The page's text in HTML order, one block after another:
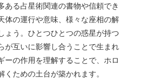
ある占星術関連の書物や信頼でき
体の運行や意味、様々な座相の解
ょう。ひとつひとつの惑星が持つ
が互いに影響し合うことで生まれ
ーの作用を理解することで、ホロ
くための土台が築かれます。